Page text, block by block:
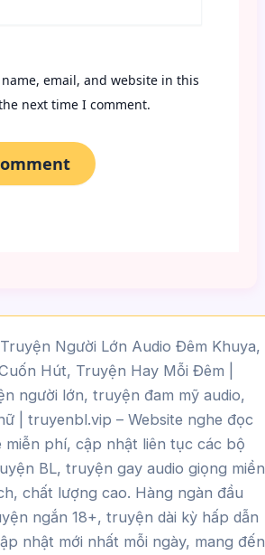
name, email, and website in this
next time I comment.
Người Lớn Audio Đêm Khuya,
Hút, Truyện Hay Mỗi Đêm |
người lớn, truyện đam mỹ audio,
| truyenbl.vip – Website nghe đọc
miễn phí, cập nhật liên tục các bộ
BL, truyện gay audio giọng miền
chất lượng cao. Hàng ngàn đầu
ngắn 18+, truyện dài kỳ hấp dẫn
nhật mới nhất mỗi ngày, mang đến